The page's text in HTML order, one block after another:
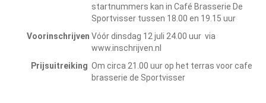
startnummers kan in Café Brasserie De
Sportvisser tussen 18.00 en 19.15 uur
Voorinschrijven Vóór dinsdag 12 juli 24.00 uur via
www.inschrijven.nl
Prijsuitreiking Om circa 21.00 uur op het terras voor cafe
brasserie de Sportvisser